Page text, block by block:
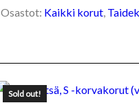
Osastot: Kaikki korut
Sold out!